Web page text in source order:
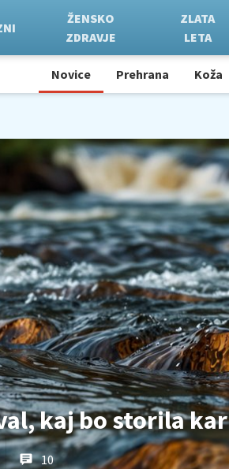
ŽENSKO
ZDRAVJE
ZLATA
LETA
Novice Prehrana Koža
kaj bo storila
10